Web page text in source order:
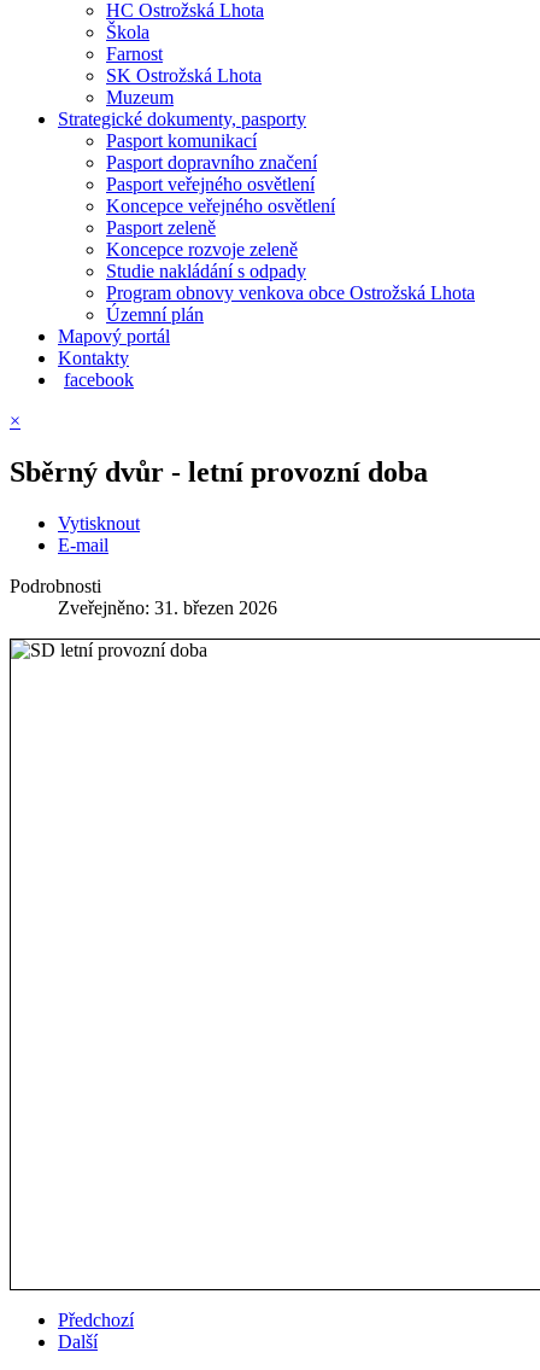
HC Ostrožská Lhota
Škola
Farnost
SK Ostrožská Lhota
Muzeum
Strategické dokumenty, pasporty
Pasport komunikací
Pasport dopravního značení
Pasport veřejného osvětlení
Koncepce veřejného osvětlení
Pasport zeleně
Koncepce rozvoje zeleně
Studie nakládání s odpady
Program obnovy venkova obce Ostrožská Lhota
Územní plán
Mapový portál
Kontakty
facebook
×
Sběrný dvůr - letní provozní doba
Vytisknout
E-mail
Podrobnosti
Zveřejněno: 31. březen 2026
Předchozí
Další